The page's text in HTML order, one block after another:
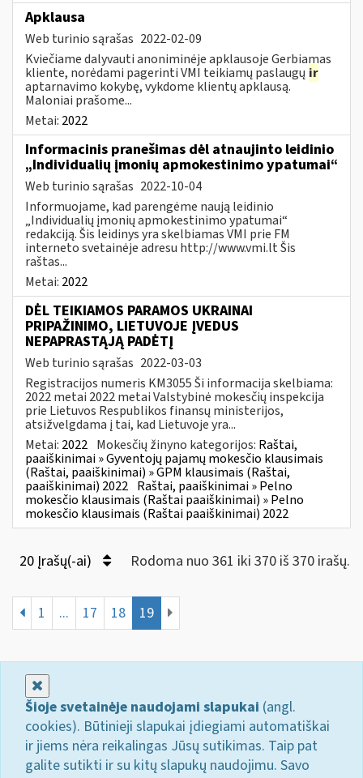
Apklausa
Web turinio sąrašas 2022-02-09
Kviečiame dalyvauti anoniminėje apklausoje Gerbiamas
kliente, norėdami pagerinti VMI teikiamų paslaugų ir
aptarnavimo kokybę, vykdome klientų apklausą.
Maloniai prašome...
Metai: 2022
Informacinis pranešimas dėl atnaujinto leidinio
„Individualių įmonių apmokestinimo ypatumai“
Web turinio sąrašas 2022-10-04
Informuojame, kad parengėme naują leidinio
„Individualių įmonių apmokestinimo ypatumai“
redakciją. Šis leidinys yra skelbiamas VMI prie FM
interneto svetainėje adresu http://www.vmi.lt Šis
raštas...
Metai: 2022
DĖL TEIKIAMOS PARAMOS UKRAINAI
PRIPAŽINIMO, LIETUVOJE ĮVEDUS
NEPAPRASTĄJĄ PADĖTĮ
Web turinio sąrašas 2022-03-03
Registracijos numeris KM3055 Ši informacija skelbiama:
2022 metai 2022 metai Valstybinė mokesčių inspekcija
prie Lietuvos Respublikos finansų ministerijos,
atsižvelgdama į tai, kad Lietuvoje yra...
Metai: 2022 Mokesčių žinyno kategorijos: Raštai,
paaiškinimai » Gyventojų pajamų mokesčio klausimais
(Raštai, paaiškinimai) » GPM klausimais (Raštai,
paaiškinimai) 2022 Raštai, paaiškinimai » Pelno
mokesčio klausimais (Raštai paaiškinimai) » Pelno
mokesčio klausimais (Raštai paaiškinimai) 2022
20 Įrašų(-ai) Rodoma nuo 361 iki 370 iš 370 irašų.
1 ... 17 18 19
Šioje svetainėje naudojami slapukai (angl.
cookies). Būtinieji slapukai įdiegiami automatiškai
ir jiems nėra reikalingas Jūsų sutikimas. Taip pat
galite sutikti ir su kitų slapukų naudojimu. Savo